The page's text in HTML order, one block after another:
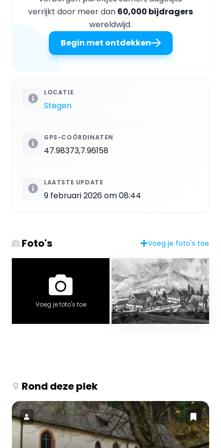
verrijkt door meer dan 60,000 bijdragers
wereldwijd.
Begin met ontdekken
LOCATIE
Stegen
GPS-COÖRDINATEN
47.98373,7.96158
LAATSTE UPDATE
9 februari 2026 om 08:44
Foto's Voeg je foto's toe
Voeg je foto's toe
Rond deze plek